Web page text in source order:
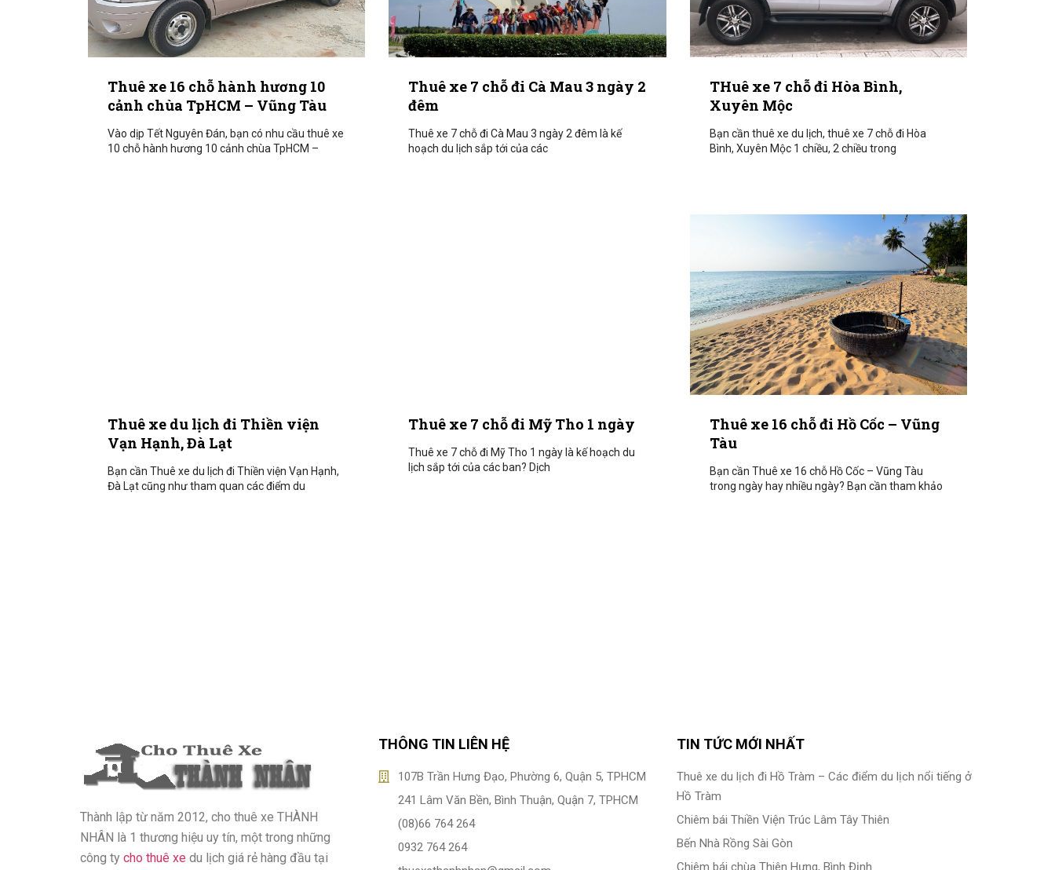
Thuê xe 16 chỗ hành hương 10
cảnh chùa TpHCM – Vũng Tàu
Vào dịp Tết Nguyên Đán, bạn có nhu cầu thuê xe
10 chỗ hành hương 10 cảnh chùa TpHCM –
Thuê xe 7 chỗ đi Cà Mau 3 ngày 2
đêm
Thuê xe 7 chỗ đi Cà Mau 3 ngày 2 đêm là kế
hoạch du lịch sắp tới của các
THuê xe 7 chỗ đi Hòa Bình,
Xuyên Mộc
Bạn cần thuê xe du lịch, thuê xe 7 chỗ đi Hòa
Bình, Xuyên Mộc 1 chiều, 2 chiều trong
Thuê xe du lịch đi Thiền viện
Vạn Hạnh, Đà Lạt
Bạn cần Thuê xe du lịch đi Thiền viện Vạn Hạnh,
Đà Lạt cũng như tham quan các điểm du
Thuê xe 7 chỗ đi Mỹ Tho 1 ngày
Thuê xe 7 chỗ đi Mỹ Tho 1 ngày là kế hoạch du
lịch sắp tới của các ban? Dịch
Thuê xe 16 chỗ đi Hồ Cốc – Vũng
Tàu
Bạn cần Thuê xe 16 chỗ Hồ Cốc – Vũng Tàu
trong ngày hay nhiều ngày? Bạn cần tham khảo
Thành lập từ năm 2012, cho thuê xe THÀNH
NHÂN là 1 thương hiệu uy tín, một trong những
công ty cho thuê xe du lịch giá rẻ hàng đầu tại
THÔNG TIN LIÊN HỆ
107B Trần Hưng Đạo, Phường 6, Quận 5, TPHCM
241 Lâm Văn Bền, Bình Thuận, Quận 7, TPHCM
(08)66 764 264
0932 764 264
TIN TỨC MỚI NHẤT
Thuê xe du lịch đi Hồ Tràm – Các điểm du lịch nổi tiếng ở
Hồ Tràm
Chiêm bái Thiền Viện Trúc Lâm Tây Thiên
Bến Nhà Rồng Sài Gòn
Chiêm bái chùa Thiên Hưng, Bình Định